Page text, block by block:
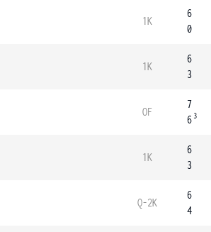
1K
6
0
1K
6
3
OF
7
6 3
1K
6
3
Q-2K
6
4